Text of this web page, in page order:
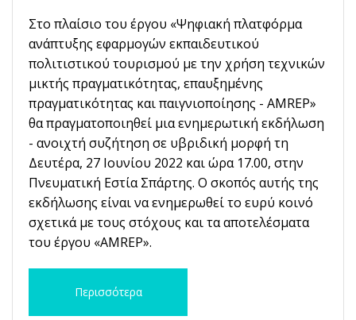
Στο πλαίσιο του έργου «Ψηφιακή πλατφόρμα
ανάπτυξης εφαρμογών εκπαιδευτικού
πολιτιστικού τουρισμού με την χρήση τεχνικών
μικτής πραγματικότητας, επαυξημένης
πραγματικότητας και παιγνιοποίησης - AMREP»
θα πραγματοποιηθεί μια ενημερωτική εκδήλωση
- ανοιχτή συζήτηση σε υβριδική μορφή τη
Δευτέρα, 27 Ιουνίου 2022 και ώρα 17.00, στην
Πνευματική Εστία Σπάρτης. Ο σκοπός αυτής της
εκδήλωσης είναι να ενημερωθεί το ευρύ κοινό
σχετικά με τους στόχους και τα αποτελέσματα
του έργου «AMREP».
Περισσότερα